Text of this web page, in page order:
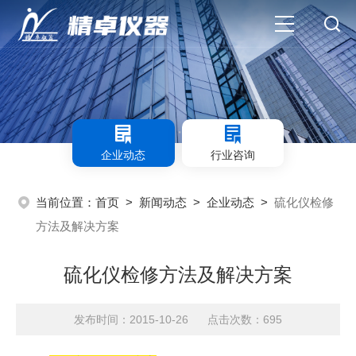
企业动态 行业咨询
当前位置： 首页 > 新闻动态 > 企业动态 > 硫化仪检修
方法及解决方案
硫化仪检修方法及解决方案
发布时间：2015-10-26 点击次数：695